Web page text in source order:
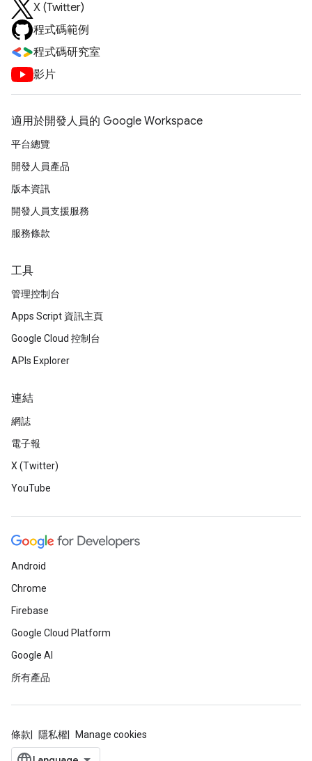
X (Twitter)
程式碼範例
程式碼研究室
影片
適用於開發人員的 Google Workspace
平台總覽
開發人員產品
版本資訊
開發人員支援服務
服務條款
工具
管理控制台
Apps Script 資訊主頁
Google Cloud 控制台
APIs Explorer
連結
網誌
電子報
X (Twitter)
YouTube
Android
Chrome
Firebase
Google Cloud Platform
Google AI
所有產品
條款 隱私權 Manage cookies